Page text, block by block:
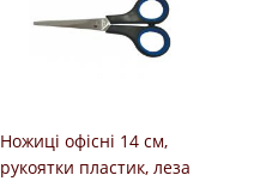
Ножиці офісні 14 см,
рукоятки пластик, леза